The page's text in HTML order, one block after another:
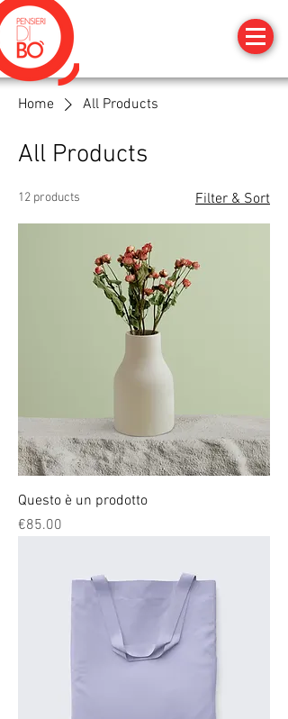
Home All Products
All Products
12 products Filter & Sort
Questo è un prodotto
Price
€85.00